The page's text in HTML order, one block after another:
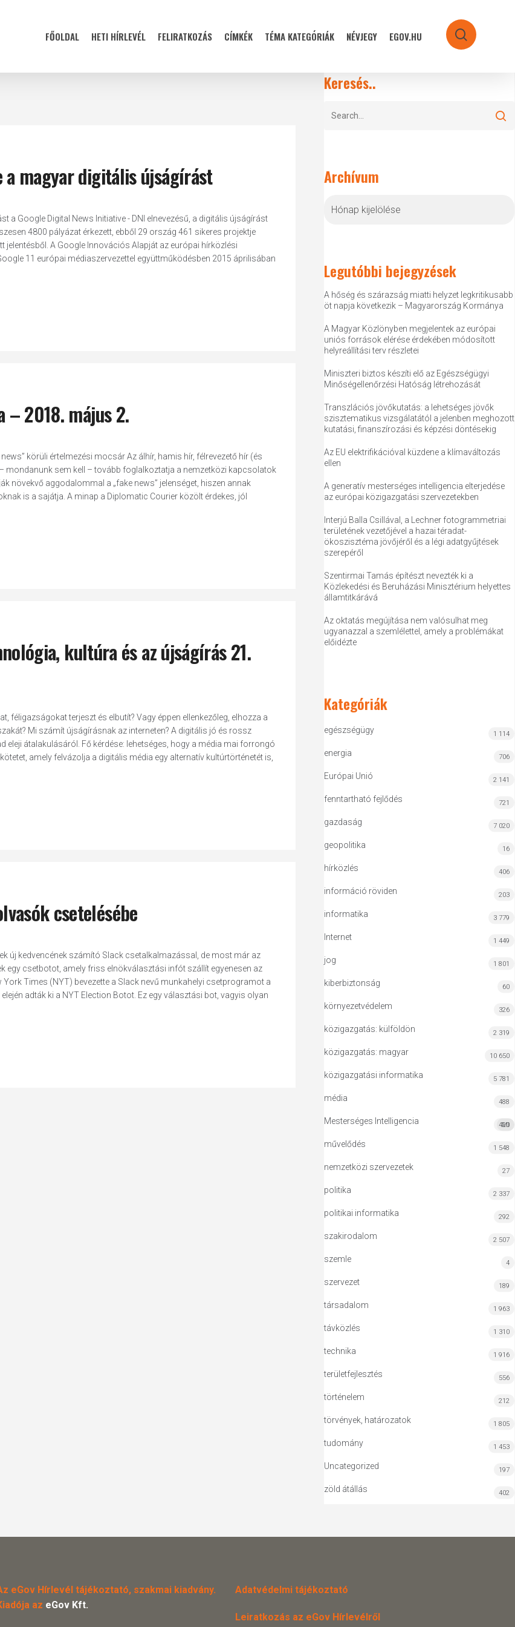
FŐOLDAL HETI HÍRLEVÉL FELIRATKOZÁS CÍMKÉK TÉMA KATEGÓRIÁK NÉVJEGY EGOV.HU search
magyar digitális újságírást
Google Digital News Initiative - DNI elnevezésű, a digitális újságírást
4800 pályázat érkezett, ebből 29 ország 461 sikeres projektje
A Google Innovációs Alapját az európai hírközlési
11 európai médiaszervezettel együttműködésben 2015 áprilisában
2018. május 2.
körüli értelmezési mocsár Az álhír, hamis hír, félrevezető hír (és
mondanunk sem kell – tovább foglalkoztatja a nemzetközi kapcsolatok
növekvő aggodalommal a „fake news” jelenséget, hiszen annak
is a sajátja. A minap a Diplomatic Courier közölt érdekes, jól
kultúra és az újságírás 21.
féligazságokat terjeszt és elbutít? Vagy éppen ellenkezőleg, elhozza a
Mi számít újságírásnak az interneten? A digitális jó és rossz
átalakulásáról. Fő kérdése: lehetséges, hogy a média mai forrongó
amely felvázolja a digitális média egy alternatív kultúrtörténetét is,
csetelésébe
új kedvencének számító Slack csetalkalmazással, de most már az
egy csetbotot, amely friss elnökválasztási infót szállít egyenesen az
Times (NYT) bevezette a Slack nevű munkahelyi csetprogramot a
adták ki a NYT Election Botot. Ez egy választási bot, vagyis olyan
Keresés..
Archívum
Legutóbbi bejegyzések
A hőség és szárazság miatti helyzet legkritikusabb
öt napja következik – Magyarország Kormánya
A Magyar Közlönyben megjelentek az európai
uniós források elérése érdekében módosított
helyreállítási terv részletei
Miniszteri biztos készíti elő az Egészségügyi
Minőségellenőrzési Hatóság létrehozását
Transzlációs jövőkutatás: a lehetséges jövők
szisztematikus vizsgálatától a jelenben meghozott
kutatási, finanszírozási és képzési döntésekig
Az EU elektrifikációval küzdene a klímaváltozás
ellen
A generatív mesterséges intelligencia elterjedése
az európai közigazgatási szervezetekben
Interjú Balla Csillával, a Lechner fotogrammetriai
területének vezetőjével a hazai téradat-
ökoszisztéma jövőjéről és a légi adatgyűjtések
szerepéről
Szentirmai Tamás építészt nevezték ki a
Közlekedési és Beruházási Minisztérium helyettes
államtitkárává
Az oktatás megújítása nem valósulhat meg
ugyanazzal a szemlélettel, amely a problémákat
előidézte
Kategóriák
egészségügy 1 114
energia 706
Európai Unió 2 141
fenntartható fejlődés 721
gazdaság 7 020
geopolitika 16
hírközlés 406
információ röviden 203
informatika 3 779
Internet 1 449
jog 1 801
kiberbiztonság 60
környezetvédelem 326
közigazgatás: külföldön 2 319
közigazgatás: magyar 10 650
közigazgatási informatika 5 781
média 488
Mesterséges Intelligencia MI
420
művelődés 1 548
nemzetközi szervezetek 27
politika 2 337
politikai informatika 292
szakirodalom 2 507
szemle 4
szervezet 189
társadalom 1 963
távközlés 1 310
technika 1 916
területfejlesztés 556
történelem 212
törvények, határozatok 1 805
tudomány 1 453
Uncategorized 197
zöld átállás 402
eGov Hírlevél tájékoztató, szakmai kiadvány.
az eGov Kft.
Adatvédelmi tájékoztató
Leiratkozás az eGov Hírlevélről